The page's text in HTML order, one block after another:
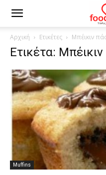
Αρχική Ετικέτες Μπέικιν
Ετικέτα:
Muffins